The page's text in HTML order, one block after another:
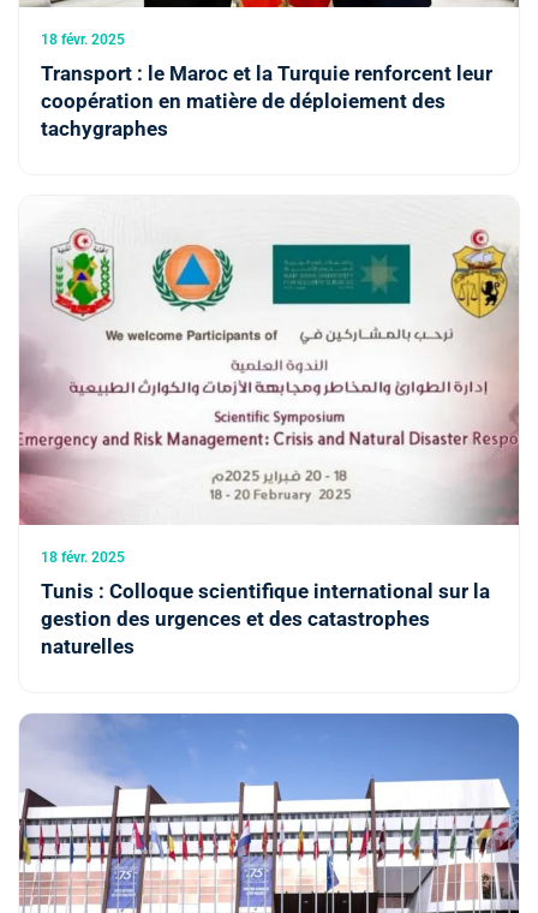
18 févr. 2025
Transport : le Maroc et la Turquie renforcent leur
coopération en matière de déploiement des
tachygraphes
18 févr. 2025
Tunis : Colloque scientifique international sur la
gestion des urgences et des catastrophes
naturelles